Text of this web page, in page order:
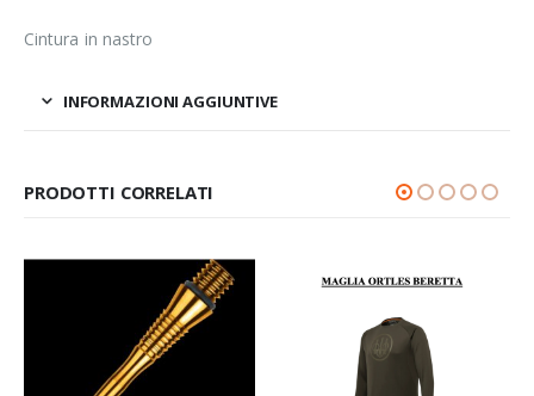
Cintura in nastro
INFORMAZIONI AGGIUNTIVE
PRODOTTI CORRELATI